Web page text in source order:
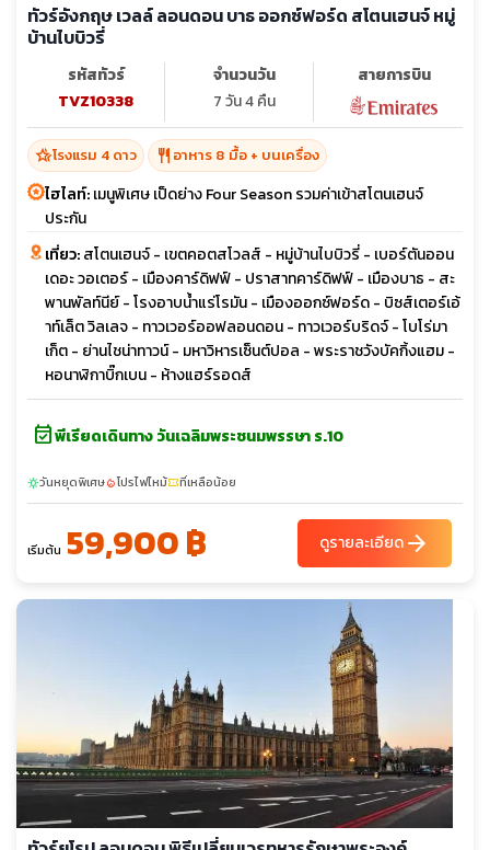
ทัวร์อังกฤษ เวลล์ ลอนดอน บาธ ออกซ์ฟอร์ด สโตนเฮนจ์ หมู่
บ้านไบบิวรี่
รหัสทัวร์
TVZ10338
จำนวนวัน
7 วัน 4 คืน
สายการบิน
hotel_classโรงแรม 4 ดาว restaurant อาหาร 8 มื้อ + บนเครื่อง
ไฮไลท์:เมนูพิเศษ เป็ดย่าง Four Season รวมค่าเข้าสโตนเฮนจ์
ประกัน
เที่ยว:สโตนเฮนจ์ - เขตคอตสโวลส์ - หมู่บ้านไบบิวรี่ - เบอร์ตันออน
เดอะ วอเตอร์ - เมืองคาร์ดิฟฟ์ - ปราสาทคาร์ดิฟฟ์ - เมืองบาธ - สะ
พานพัลท์นีย์ - โรงอาบน้ำแร่โรมัน - เมืองออกซ์ฟอร์ด - บิซส์เตอร์เอ้
าท์เล็ต วิลเลจ - ทาวเวอร์ออฟลอนดอน - ทาวเวอร์บริดจ์ - โบโร่มา
เก็ต - ย่านไชน่าทาวน์ - มหาวิหารเซ็นต์ปอล - พระราชวังบัคกิ้งแฮม -
หอนาฬิกาบิ๊กเบน - ห้างแฮร์รอดส์
event_availableพีเรียดเดินทาง วันเฉลิมพระชนมพรรษา ร.10
sunnyวันหยุดพิเศษlocal_fire_departmentโปรไฟไหม้confirmation_numberที่เหลือน้อย
เริ่มต้น 59,900 ฿ ดูรายละเอียดarrow_forward